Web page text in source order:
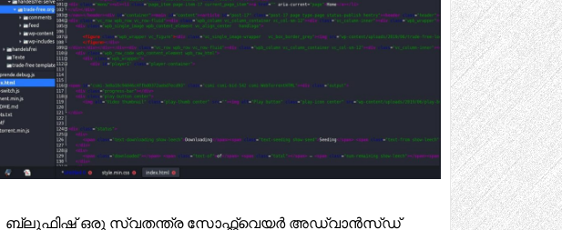
ബ്ലൂഫിഷ് ഒരു സ്വതന്ത്ര സോഫ്റ്റ്‌വെയർ അഡ്വാൻസ്ഡ്